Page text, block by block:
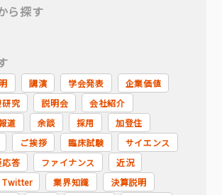
ら探す
講演 学会発表
企業価値
究 説明会
会社紹介
道
余談 採用
加登住
ご挨拶 臨床試験
サイエンス
答 ファイナンス
近況
Twitter 業界知識
決算説明